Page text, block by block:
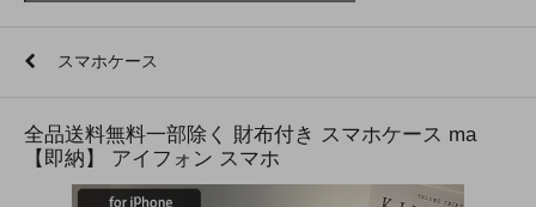
スマホケース
全品送料無料一部除く 財布付き スマホケース ma
【即納】 アイフォン スマホ